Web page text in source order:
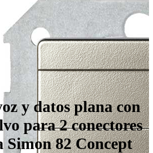
y datos plana con
para 2 conectores
Simon 82 Concept